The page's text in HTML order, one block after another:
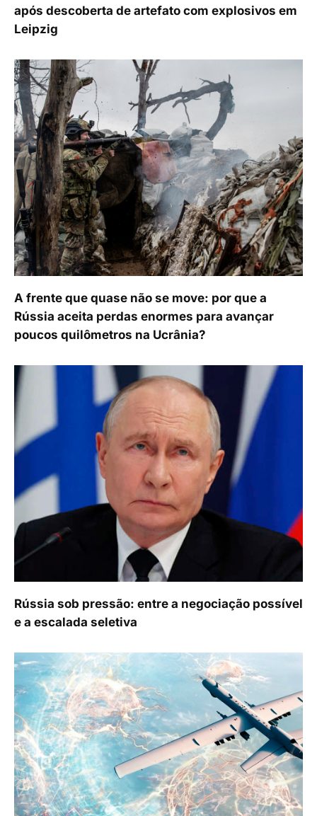
após descoberta de artefato com explosivos em
Leipzig
A frente que quase não se move: por que a
Rússia aceita perdas enormes para avançar
poucos quilômetros na Ucrânia?
Rússia sob pressão: entre a negociação possível
e a escalada seletiva